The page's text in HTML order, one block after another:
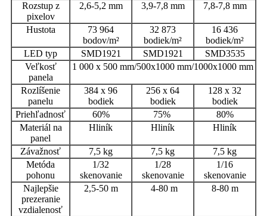
Rozstup z
pixelov
2,6-5,2 mm 3,9-7,8 mm 7,8-7,8 mm
Hustota
73 964
bodov/m²
32 873
bodiek/m²
16 436
bodiek/m²
LED typ
SMD1921 SMD1921
SMD3535
Veľkosť
panela
1 000 x 500 mm/500x1000 mm/1000x1000 mm
Rozlíšenie
panelu
384 x 96
bodiek
256 x 64
bodiek
128 x 32
bodiek
Priehľadnosť
60% 75%
80%
Materiál na
panel
Hliník Hliník Hliník
Závažnosť 7,5 kg 7,5 kg
7,5 kg
Metóda
pohonu
1/32
skenovanie
1/28
skenovanie
1/16
skenovanie
Najlepšie
prezeranie
vzdialenosť
2,5-50 m 4-80 m 8-80 m